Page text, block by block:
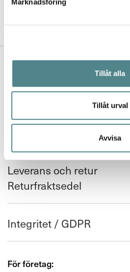
Tillåt alla
Tillåt urval
Avvisa
Kontakta oss
Köpvillkor
Leverans och retur
Returfraktsedel
Integritet / GDPR
För företag: